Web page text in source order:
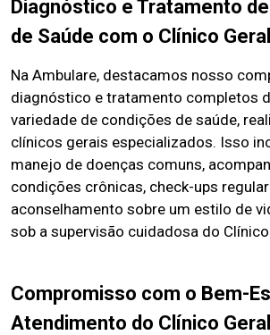
Diagnóstico e Tratamento
de Saúde com o Clínico
Na Ambulare, destacamos nosso
diagnóstico e tratamento completos
variedade de condições de saúde,
clínicos gerais especializados. Isso
manejo de doenças comuns,
condições crônicas, check-ups
aconselhamento sobre um estilo de
sob a supervisão cuidadosa do
Compromisso com o Bem-
Atendimento do Clínico